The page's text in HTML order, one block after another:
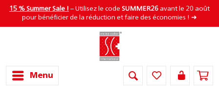
15 % Summer Sale ! – Utilisez le code SUMMER26 avant le 20 août
pour bénéficier de la réduction et faire des économies ! ➜
Menu